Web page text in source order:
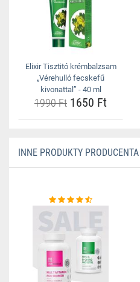
Elixir Tisztitó krémbalzsam
„Vérehulló fecskefű
kivonattal” - 40 ml
1990 Ft 1650 Ft
INNE PRODUKTY